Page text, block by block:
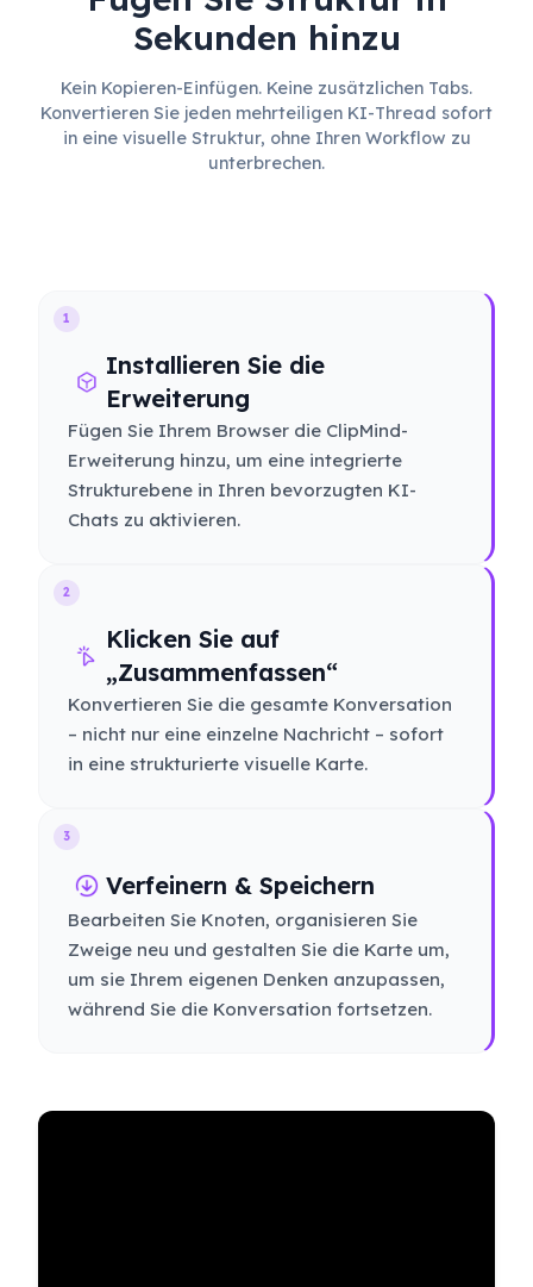
Sekunden hinzu
Kein Kopieren-Einfügen. Keine zusätzlichen Tabs.
Konvertieren Sie jeden mehrteiligen KI-Thread sofort
in eine visuelle Struktur, ohne Ihren Workflow zu
unterbrechen.
1
Installieren Sie die
Erweiterung
Fügen Sie Ihrem Browser die ClipMind-
Erweiterung hinzu, um eine integrierte
Strukturebene in Ihren bevorzugten KI-
Chats zu aktivieren.
2
Klicken Sie auf
„Zusammenfassen“
Konvertieren Sie die gesamte Konversation
– nicht nur eine einzelne Nachricht – sofort
in eine strukturierte visuelle Karte.
3
Verfeinern & Speichern
Bearbeiten Sie Knoten, organisieren Sie
Zweige neu und gestalten Sie die Karte um,
um sie Ihrem eigenen Denken anzupassen,
während Sie die Konversation fortsetzen.